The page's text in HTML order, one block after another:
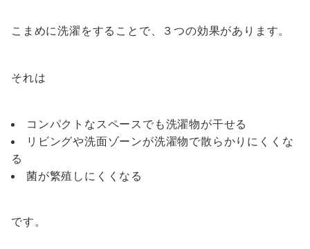
こまめに洗濯をすることで、３つの効果があります。
それは
コンパクトなスペースでも洗濯物が干せる
リビングや洗面ゾーンが洗濯物で散らかりにくくな
る
菌が繁殖しにくくなる
です。